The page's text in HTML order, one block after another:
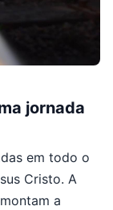
jornada
em todo o
Cristo. A
a